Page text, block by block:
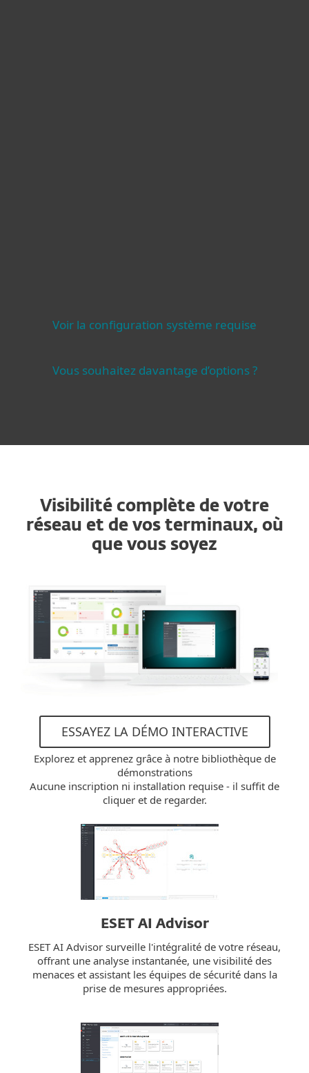
Voir la configuration système requise
Vous souhaitez davantage d’options ?
Visibilité complète de votre
réseau et de vos terminaux, où
que vous soyez
ESSAYEZ LA DÉMO INTERACTIVE
Explorez et apprenez grâce à notre bibliothèque de
démonstrations
Aucune inscription ni installation requise - il suffit de
cliquer et de regarder.
ESET AI Advisor
ESET AI Advisor surveille l'intégralité de votre réseau,
offrant une analyse instantanée, une visibilité des
menaces et assistant les équipes de sécurité dans la
prise de mesures appropriées.